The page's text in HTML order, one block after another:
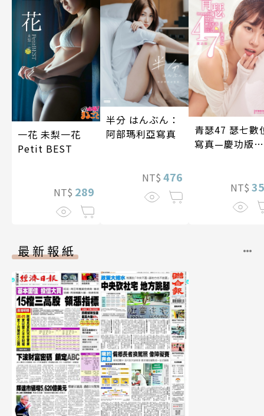
一花 未梨一花
Petit BEST
NT$ 289
半分 はんぶん：
阿部瑪利亞寫真
NT$ 476
青瑟47 瑟七數
寫真—慶功版
NT$
最新報紙